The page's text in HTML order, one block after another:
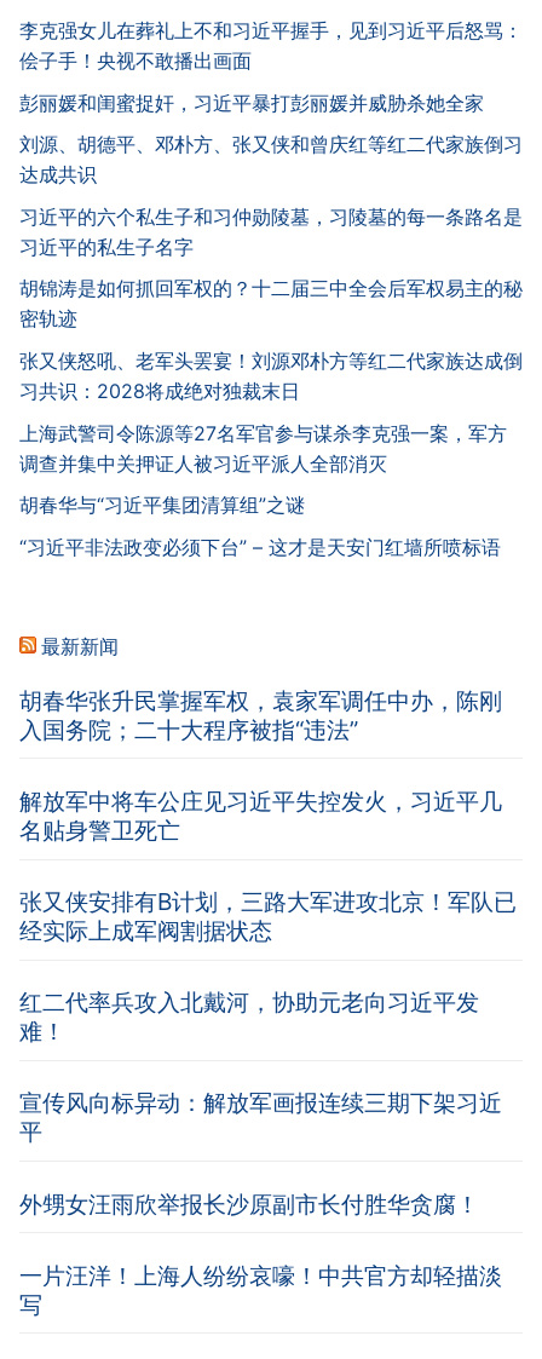
李克强女儿在葬礼上不和习近平握手，见到习近平后怒骂：
侩子手！央视不敢播出画面
彭丽媛和闺蜜捉奸，习近平暴打彭丽媛并威胁杀她全家
刘源、胡德平、邓朴方、张又侠和曾庆红等红二代家族倒习
达成共识
习近平的六个私生子和习仲勋陵墓，习陵墓的每一条路名是
习近平的私生子名字
胡锦涛是如何抓回军权的？十二届三中全会后军权易主的秘
密轨迹
张又侠怒吼、老军头罢宴！刘源邓朴方等红二代家族达成倒
习共识：2028将成绝对独裁末日
上海武警司令陈源等27名军官参与谋杀李克强一案，军方
调查并集中关押证人被习近平派人全部消灭
胡春华与“习近平集团清算组”之谜
“习近平非法政变必须下台” – 这才是天安门红墙所喷标语
最新新闻
胡春华张升民掌握军权，袁家军调任中办，陈刚
入国务院；二十大程序被指“违法”
解放军中将车公庄见习近平失控发火，习近平几
名贴身警卫死亡
张又侠安排有B计划，三路大军进攻北京！军队已
经实际上成军阀割据状态
红二代率兵攻入北戴河，协助元老向习近平发
难！
宣传风向标异动：解放军画报连续三期下架习近
平
外甥女汪雨欣举报长沙原副市长付胜华贪腐！
一片汪洋！上海人纷纷哀嚎！中共官方却轻描淡
写